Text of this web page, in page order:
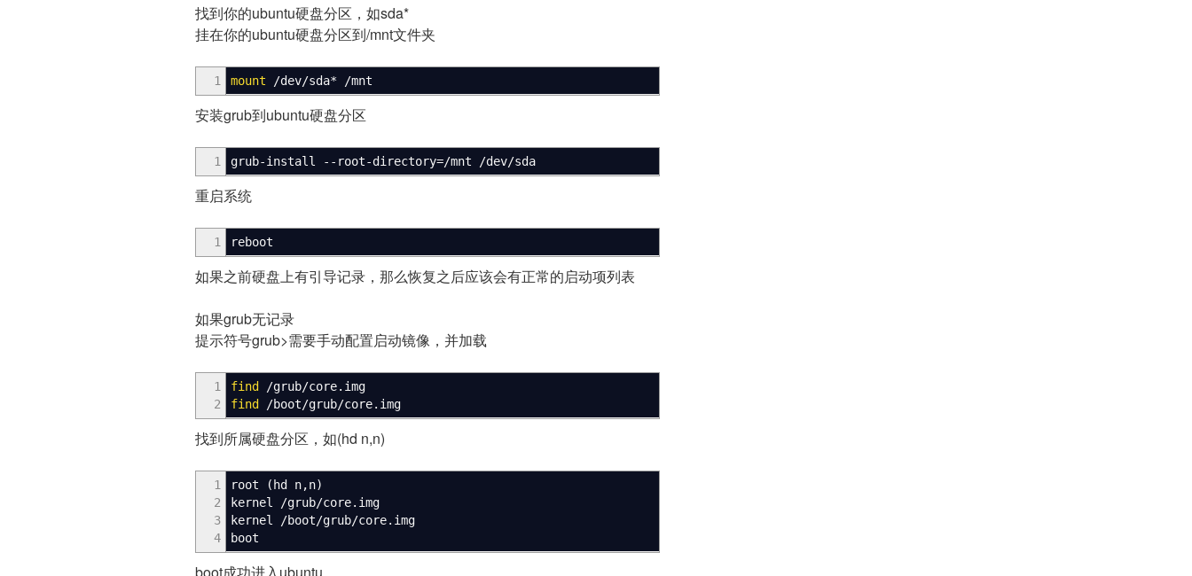
找到你的ubuntu硬盘分区，如sda*
挂在你的ubuntu硬盘分区到/mnt文件夹
1 mount /dev/sda* /mnt
安装grub到ubuntu硬盘分区
1 grub-install --root-directory=/mnt /dev/sda
重启系统
1 reboot
如果之前硬盘上有引导记录，那么恢复之后应该会有正常的启动项列表
如果grub无记录
提示符号grub>需要手动配置启动镜像，并加载
1
2
find /grub/core.img
find
/boot/grub/core.img
找到所属硬盘分区，如(hd n,n)
1
2
3
4
root ( hd n,n)
kernel
/grub/core.img
kernel
/boot/grub/core.img
boot
boot成功进入ubuntu